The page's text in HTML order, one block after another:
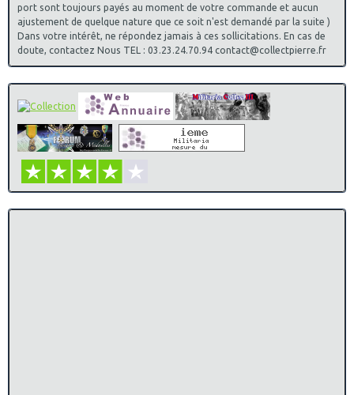
port sont toujours payés au moment de votre commande et aucun
ajustement de quelque nature que ce soit n'est demandé par la suite )
Dans votre intérêt, ne répondez jamais à ces sollicitations. En cas de
doute, contactez Nous TEL : 03.23.24.70.94 contact@collectpierre.fr